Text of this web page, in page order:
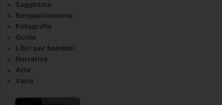
Saggistica
Enogastronomia
Fotografia
Guide
Libri per bambini
Narrativa
Arte
Varia